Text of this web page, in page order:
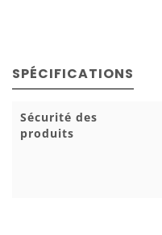
SPÉCIFICATIONS
Sécurité des
produits